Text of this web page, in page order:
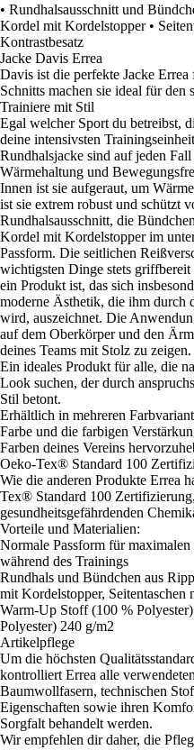
• Rundhalsausschnitt und
Kordel mit Kordelstopper •
Kontrastbesatz
Jacke Davis Errea
Davis ist die perfekte Jacke
Schnitts machen sie ideal für
Trainiere mit Stil
Egal welcher Sport du betreibst,
deine intensivsten
Rundhalsjacke sind auf jeden
Wärmehaltung und
Innen ist sie aufgeraut, um
ist sie extrem robust und schützt
Rundhalsausschnitt, die
Kordel mit Kordelstopper im
Passform. Die seitlichen
wichtigsten Dinge stets
ein Produkt ist, das sich
moderne Ästhetik, die ihm durch
wird, auszeichnet. Die
auf dem Oberkörper und den
deines Teams mit Stolz zu zeigen.
Ein ideales Produkt für alle, die
Look suchen, der durch
Stil betont.
Erhältlich in mehreren
Farbe und die farbigen
Farben deines Vereins
Oeko-Tex® Standard 100
Wie die anderen Produkte Errea
Tex® Standard 100
gesundheitsgefährdenden
Vorteile und Materialien:
Normale Passform für
während des Trainings
Rundhals und Bündchen aus
mit Kordelstopper, Seitentaschen
Warm-Up Stoff (100 %
Polyester) 240 g/m2
Artikelpflege
Um die höchsten
kontrolliert Errea alle
Baumwollfasern, technischen
Eigenschaften sowie ihren
Sorgfalt behandelt werden.
Wir empfehlen dir daher, die